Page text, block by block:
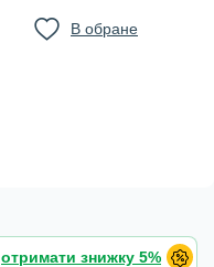
В обране
отримати знижку 5%